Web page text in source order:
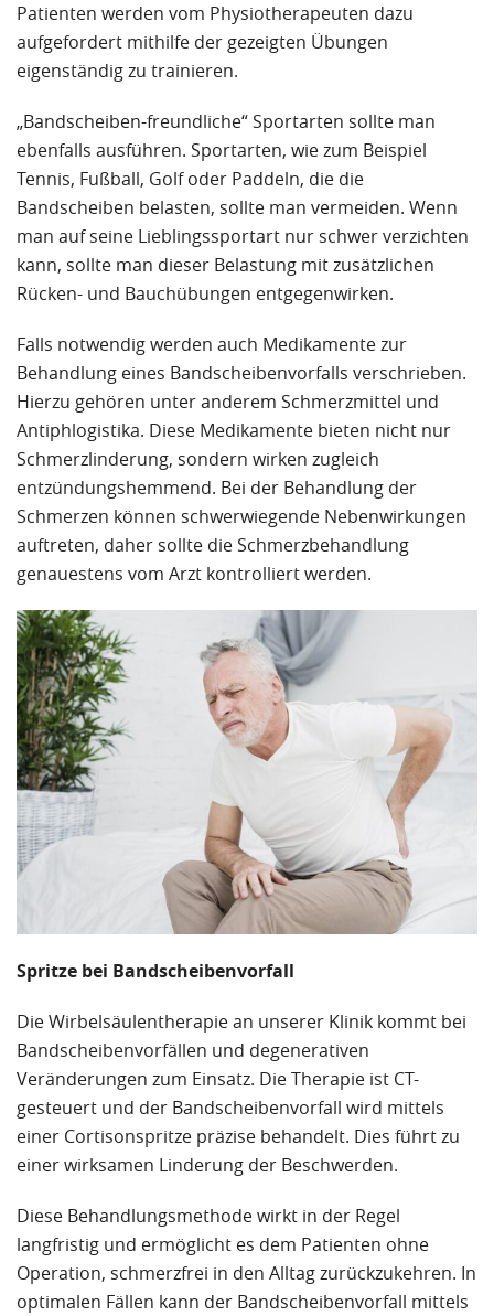
Patienten werden vom Physiotherapeuten dazu
aufgefordert mithilfe der gezeigten Übungen
eigenständig zu trainieren.
„Bandscheiben-freundliche“ Sportarten sollte man
ebenfalls ausführen. Sportarten, wie zum Beispiel
Tennis, Fußball, Golf oder Paddeln, die die
Bandscheiben belasten, sollte man vermeiden. Wenn
man auf seine Lieblingssportart nur schwer verzichten
kann, sollte man dieser Belastung mit zusätzlichen
Rücken- und Bauchübungen entgegenwirken.
Falls notwendig werden auch Medikamente zur
Behandlung eines Bandscheibenvorfalls verschrieben.
Hierzu gehören unter anderem Schmerzmittel und
Antiphlogistika. Diese Medikamente bieten nicht nur
Schmerzlinderung, sondern wirken zugleich
entzündungshemmend. Bei der Behandlung der
Schmerzen können schwerwiegende Nebenwirkungen
auftreten, daher sollte die Schmerzbehandlung
genauestens vom Arzt kontrolliert werden.
Spritze bei Bandscheibenvorfall
Die Wirbelsäulentherapie an unserer Klinik kommt bei
Bandscheibenvorfällen und degenerativen
Veränderungen zum Einsatz. Die Therapie ist CT-
gesteuert und der Bandscheibenvorfall wird mittels
einer Cortisonspritze präzise behandelt. Dies führt zu
einer wirksamen Linderung der Beschwerden.
Diese Behandlungsmethode wirkt in der Regel
langfristig und ermöglicht es dem Patienten ohne
Operation, schmerzfrei in den Alltag zurückzukehren. In
optimalen Fällen kann der Bandscheibenvorfall mittels